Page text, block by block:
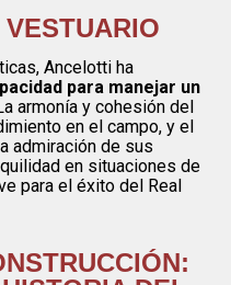
Ancelotti ha
para manejar un
armonía y cohesión del
en el campo, y el
admiración de sus
en situaciones de
para el éxito del Real